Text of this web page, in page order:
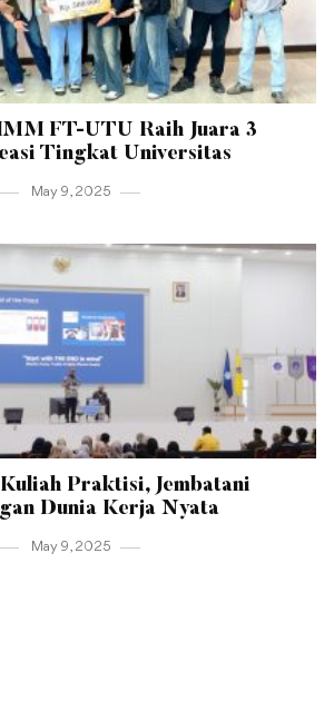
FT-UTU Raih Juara 3
Tingkat Universitas
May 9 , 2025
Praktisi, Jembatani
Dunia Kerja Nyata
May 9 , 2025